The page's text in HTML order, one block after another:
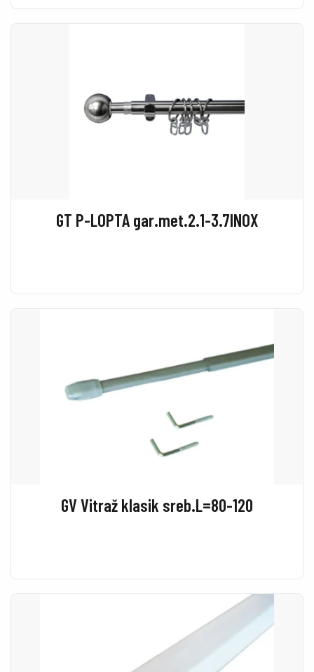
GT P-LOPTA gar.met.2.1-3.7INOX
GV Vitraž klasik sreb.L=80-120